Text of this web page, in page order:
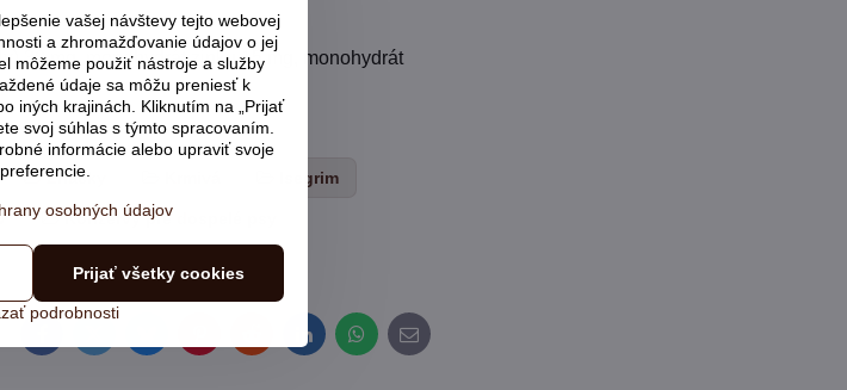
30 mg, monohydrát zinku 15 mg, monohydrát
Značky Isegrim
Konzervy pre dospelé psy
RedditLinkedInWhatsApp
E-
mail
vašej návštevy tejto webovej
a zhromažďovanie údajov o jej
môžeme použiť nástroje a služby
údaje sa môžu preniesť k
iných krajinách. Kliknutím na „Prijať
svoj súhlas s týmto spracovaním.
informácie alebo upraviť svoje
preferencie.
osobných údajov
podrobnosti
Prijať všetky cookies